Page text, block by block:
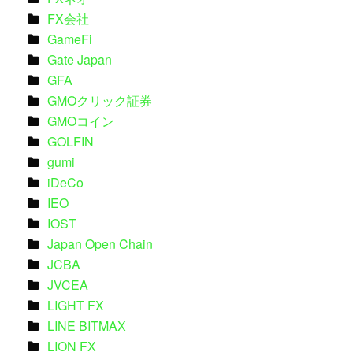
FX会社
GameFi
Gate Japan
GFA
GMOクリック証券
GMOコイン
GOLFIN
gumi
iDeCo
IEO
IOST
Japan Open Chain
JCBA
JVCEA
LIGHT FX
LINE BITMAX
LION FX